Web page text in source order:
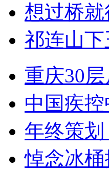
想过桥
祁连山
重庆30
中国疾
年终策
悼念冰